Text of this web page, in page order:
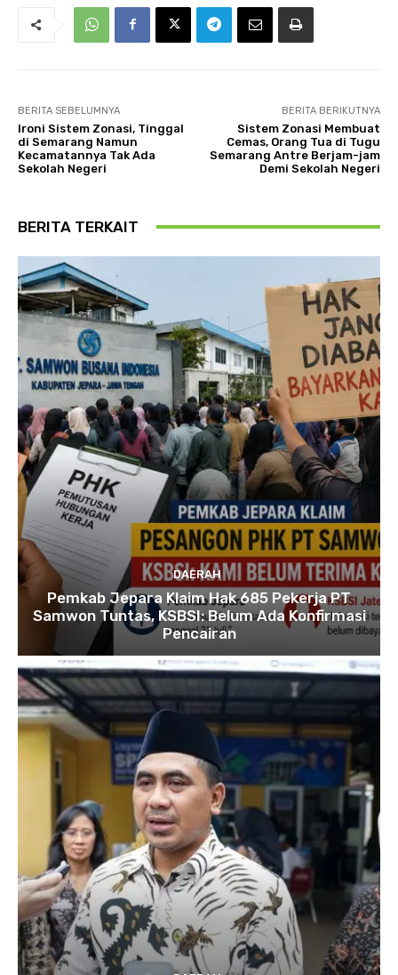
BERITA SEBELUMNYA
Ironi Sistem Zonasi, Tinggal
di Semarang Namun
Kecamatannya Tak Ada
Sekolah Negeri
BERITA BERIKUTNYA
Sistem Zonasi Membuat
Cemas, Orang Tua di Tugu
Semarang Antre Berjam-jam
Demi Sekolah Negeri
BERITA TERKAIT
DAERAH
Pemkab Jepara Klaim Hak 685 Pekerja PT
Samwon Tuntas, KSBSI: Belum Ada Konfirmasi
Pencairan